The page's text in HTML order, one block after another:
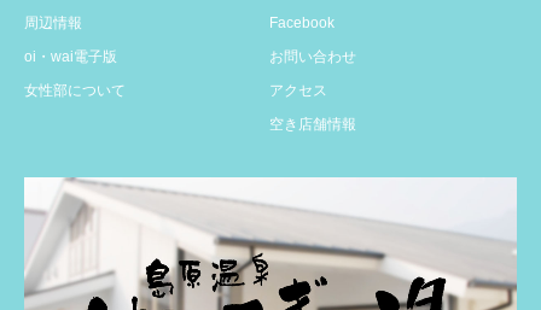
周辺情報
oi・wai電子版
女性部について
Facebook
お問い合わせ
アクセス
空き店舗情報